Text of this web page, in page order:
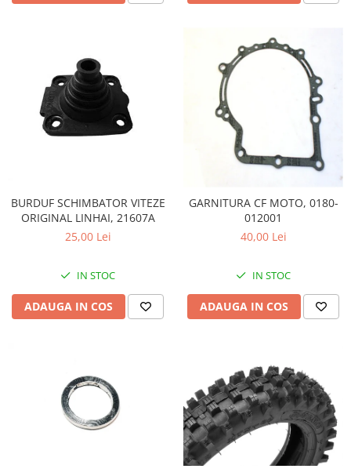
BURDUF SCHIMBATOR VITEZE
ORIGINAL LINHAI, 21607A
25,00 Lei
IN STOC
ADAUGA IN COS
GARNITURA CF MOTO, 0180-
012001
40,00 Lei
IN STOC
ADAUGA IN COS